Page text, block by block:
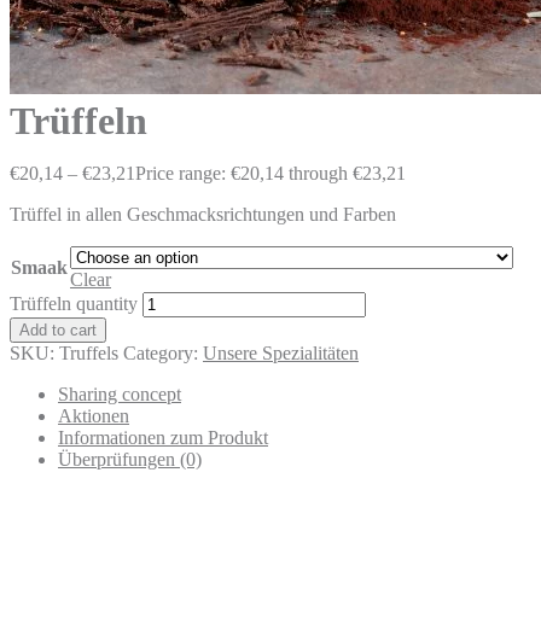
Trüffeln
€20,14 – €23,21Price range: €20,14 through €23,21
Trüffel in allen Geschmacksrichtungen und Farben
Smaak
Clear
Trüffeln quantity
Add to cart
SKU: Truffels Category: Unsere Spezialitäten
Sharing concept
Aktionen
Informationen zum Produkt
Überprüfungen (0)